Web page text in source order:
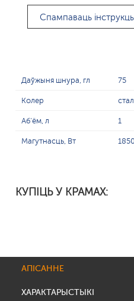
Спампаваць
Даўжыня шнура, гл 75
Колер
Аб'ём, л 1
Магутнасць, Вт
КУПІЦЬ У КРАМАХ:
АПІСАННЕ
ХАРАКТАРЫСТЫКІ